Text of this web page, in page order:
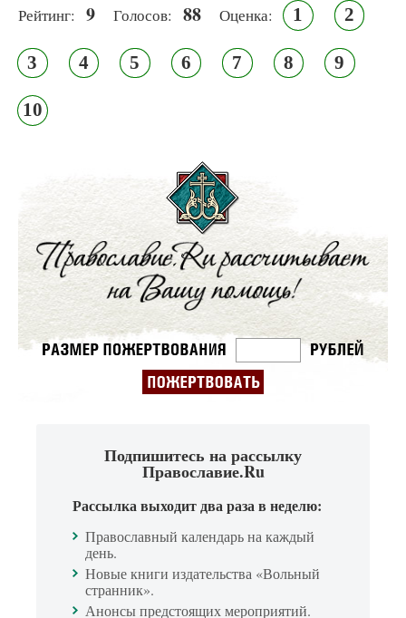
Рейтинг: 9 Голосов: 88 Оценка: 1 2
3 4 5 6 7 8 9
10
Подпишитесь на рассылку
Православие.Ru
Рассылка выходит два раза в неделю:
Православный календарь на каждый
день.
Новые книги издательства «Вольный
странник».
Анонсы предстоящих мероприятий.